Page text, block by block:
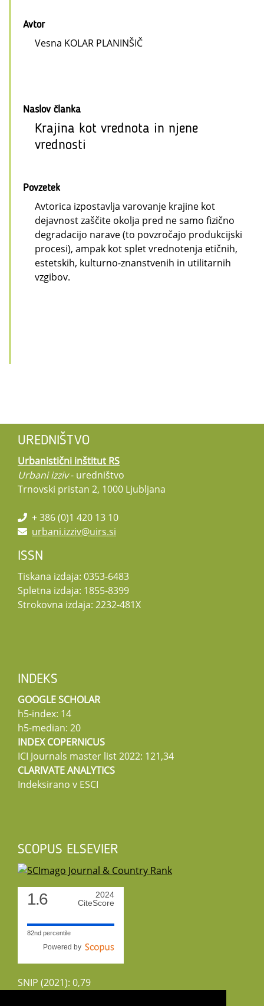
Avtor
Vesna KOLAR PLANINŠIČ
Naslov članka
Krajina kot vrednota in njene
vrednosti
Povzetek
Avtorica izpostavlja varovanje krajine kot
dejavnost zaščite okolja pred ne samo fizično
degradacijo narave (to povzročajo produkcijski
procesi), ampak kot splet vrednotenja etičnih,
estetskih, kulturno-znanstvenih in utilitarnih
vzgibov.
UREDNIŠTVO
Urbanistični inštitut RS
Urbani izziv- uredništvo
Trnovski pristan 2, 1000 Ljubljana
+ 386 (0)1 420 13 10
urbani.izziv@uirs.si
ISSN
Tiskana izdaja: 0353-6483
Spletna izdaja: 1855-8399
Strokovna izdaja: 2232-481X
INDEKS
GOOGLE SCHOLAR
h5-index: 14
h5-median: 20
INDEX COPERNICUS
ICI Journals master list 2022: 121,34
CLARIVATE ANALYTICS
Indeksirano v ESCI
SCOPUS ELSEVIER
1.6
2024
CiteScore
82nd percentile
Powered by
SNIP (2021): 0,79